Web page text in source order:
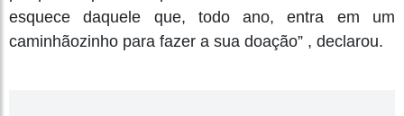
esquece daquele que, todo ano, entra em um
caminhãozinho para fazer a sua doação” , declarou.